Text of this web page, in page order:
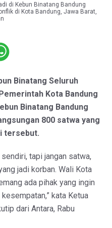
di Kebun Binatang Bandung
di Kota Bandung, Jawa Barat,
Binatang Seluruh
Kota Bandung
Binatang Bandung
800 satwa yang
tersebut.
tapi jangan satwa,
jadi korban. Wali Kota
ada pihak yang ingin
kata Ketua
dari Antara, Rabu